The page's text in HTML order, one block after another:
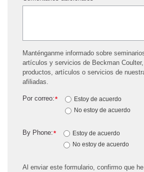
Manténganme informado sobre
artículos y servicios de Beckman
productos, artículos o servicios de
afiliadas.
*
Por correo:
Estoy de acuerdo
No estoy de acuerdo
*
By Phone:
Estoy de acuerdo
No estoy de acuerdo
Al enviar este formulario, confirmo que